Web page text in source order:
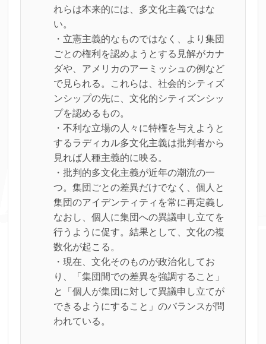
れらは本来的には、多文化主義ではな
い。
・立憲主義的なものではなく、より集団
ごとの権利を認めようとする見解がカナ
ダや、アメリカのアーミッシュの例など
で見られる。これらは、社会的シティズ
ンシップの先に、文化的シティズンシッ
プを認めるもの。
・不利な立場の人々に特権を与えようと
するラディカル多文化主義は批判者から
見れば人種主義的に映る。
・批判的多文化主義が近年の潮流の一
つ。集団ごとの差異だけでなく、個人と
集団のアイデンティティを常に再定義し
なおし、個人に集団への異議申し立てを
行うように促す。結果として、文化の複
数化が起こる。
・現在、文化そのものが政治化してお
り、「集団間での差異を強調すること」
と「個人が集団に対して異議申し立てが
できるようにすること」のバランスが問
われている。